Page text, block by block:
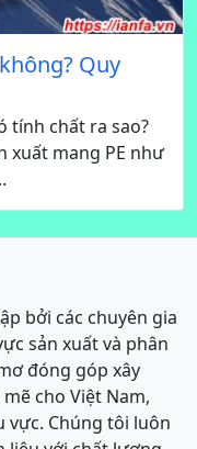
Quy
tính chất ra sao?
xuất mang PE như
bởi các chuyên gia
sản xuất và phân
đóng góp xây
cho Việt Nam,
vực. Chúng tôi luôn